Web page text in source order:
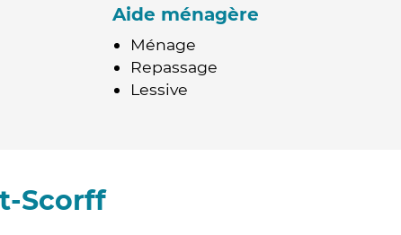
Aide ménagère
Ménage
Repassage
Lessive
Scorff